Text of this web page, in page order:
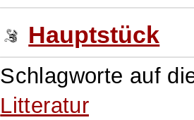
Hauptstück
Schlagworte auf
Litteratur